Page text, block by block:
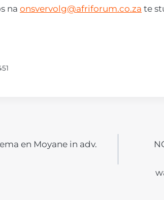
na onsvervolg@afriforum.co.za te
en Moyane in adv.